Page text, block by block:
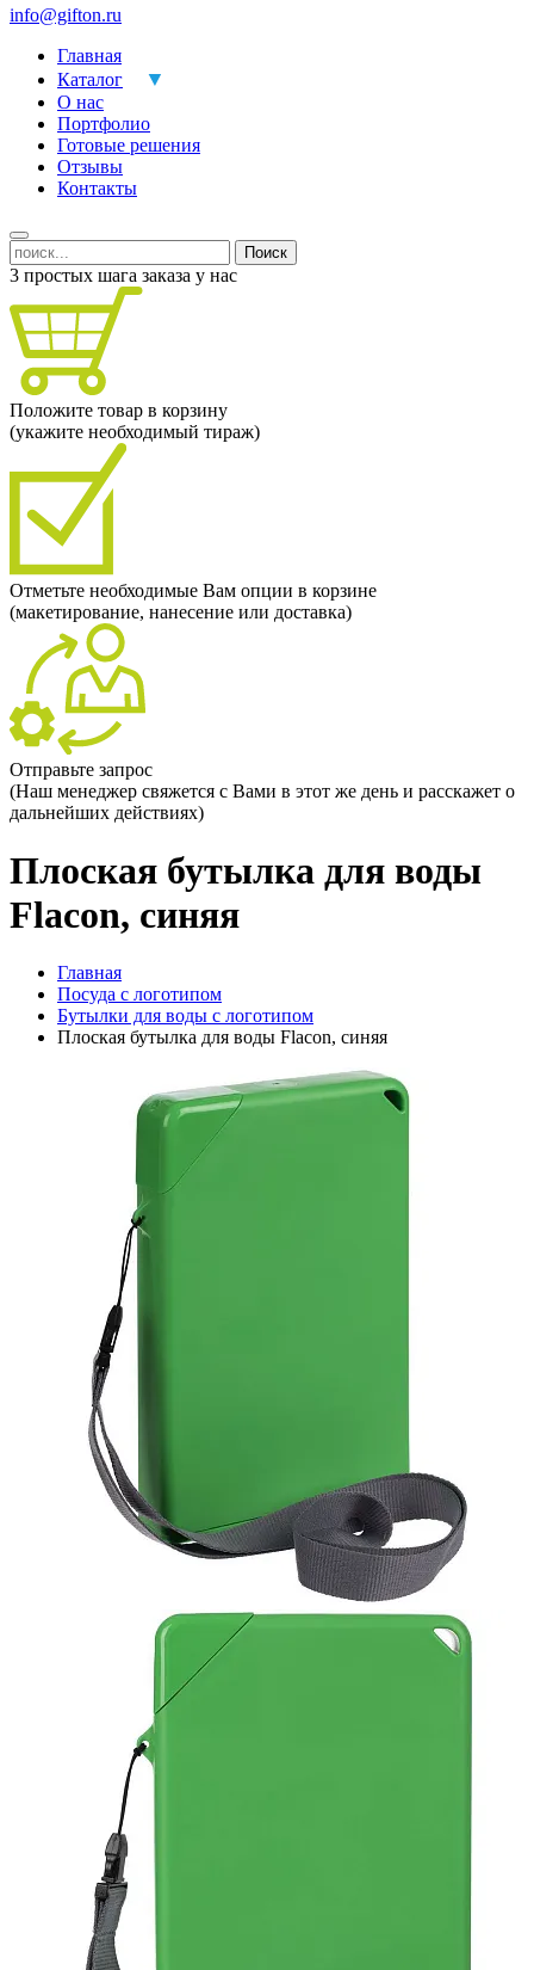
info@gifton.ru
Главная
Каталог
О нас
Портфолио
Готовые решения
Отзывы
Контакты
Поиск
3 простых шага заказа у нас
Положите товар в корзину
(укажите необходимый тираж)
Отметьте необходимые Вам опции в корзине
(макетирование, нанесение или доставка)
Отправьте запрос
(Наш менеджер свяжется с Вами в этот же день и расскажет о
дальнейших действиях)
Плоская бутылка для воды
Flacon, синяя
Главная
Посуда с логотипом
Бутылки для воды с логотипом
Плоская бутылка для воды Flacon, синяя